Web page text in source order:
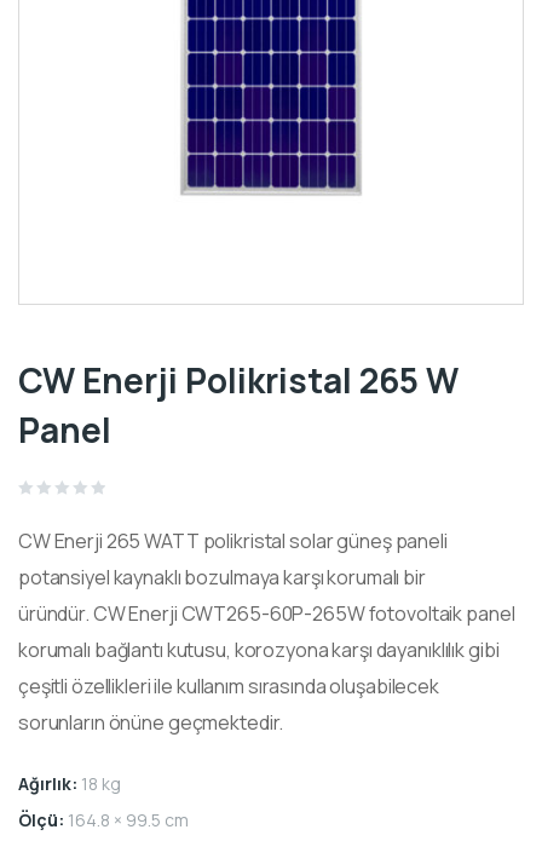
CW Enerji Polikristal 265 W
Panel
out
CW Enerji 265 WATT polikristalsolar güneş paneli
potansiyel kaynaklı bozulmaya karşı korumalı bir
üründür.CW Enerji CWT265-60P-265Wfotovoltaikpanel
korumalı bağlantı kutusu, korozyona karşı dayanıklılık gibi
çeşitli özellikleri ile kullanım sırasında oluşabilecek
sorunların önüne geçmektedir.
Ağırlık: 18 kg
Ölçü: 164.8 × 99.5 cm